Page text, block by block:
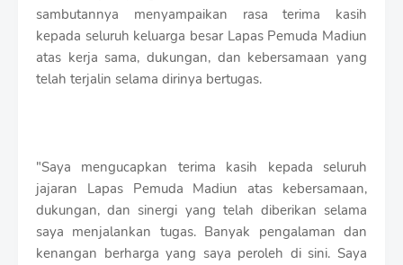
sambutannya menyampaikan rasa terima kasih
kepada seluruh keluarga besar Lapas Pemuda Madiun
atas kerja sama, dukungan, dan kebersamaan yang
telah terjalin selama dirinya bertugas.
"Saya mengucapkan terima kasih kepada seluruh
jajaran Lapas Pemuda Madiun atas kebersamaan,
dukungan, dan sinergi yang telah diberikan selama
saya menjalankan tugas. Banyak pengalaman dan
kenangan berharga yang saya peroleh di sini. Saya